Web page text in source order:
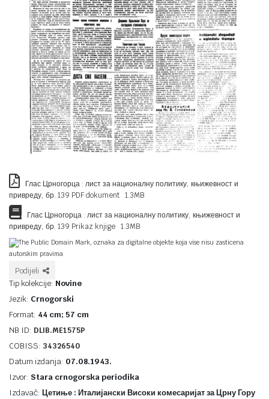
Глас Црногорца : лист за националну политику, књижевност и
привреду, бр. 139 PDF dokument 1.3MB
Глас Црногорца : лист за националну политику, књижевност и
привреду, бр. 139 Prikaz knjige 1.3MB
The Public Domain Mark, oznaka za digitalne objekte koja vise nisu zasticena
autorskim pravima
Podijeli
Tip kolekcije: Novine
Jezik: Crnogorski
Format: 44 cm; 57 cm
NB ID: DLIB.ME1575P
COBISS: 34326540
Datum izdanja: 07.08.1943.
Izvor: Stara crnogorska periodika
Izdavač: Цетиње : Италијански Високи комесаријат за Црну Гору